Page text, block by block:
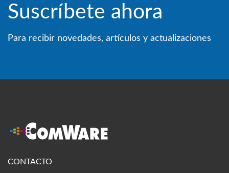
Suscríbete ahora
Para recibir novedades, artículos y actualizaciones
CONTACTO